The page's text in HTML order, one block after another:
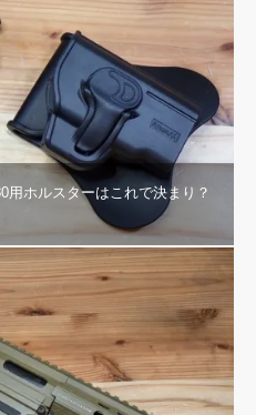
用ホルスターはこれで決まり？